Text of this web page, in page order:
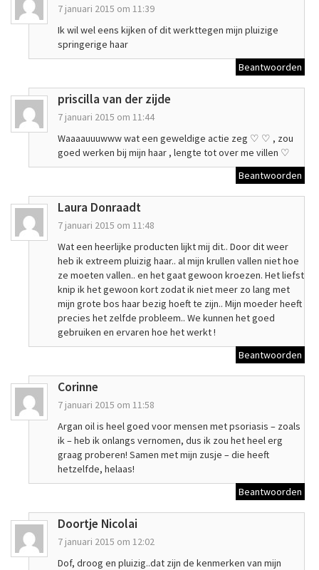
7 januari 2015 om 11:39
Ik wil wel eens kijken of dit werkttegen mijn pluizige
springerige haar
Beantwoorden
priscilla van der zijde
7 januari 2015 om 11:44
Waaaauuuwww wat een geweldige actie zeg ♡ ♡ , zou
goed werken bij mijn haar , lengte tot over me villen ♡
Beantwoorden
Laura Donraadt
7 januari 2015 om 11:48
Wat een heerlijke producten lijkt mij dit.. Door dit weer
heb ik extreem pluizig haar.. al mijn krullen vallen niet hoe
ze moeten vallen.. en het gaat gewoon kroezen. Het liefst
knip ik het gewoon kort zodat ik niet meer zo lang met
mijn grote bos haar bezig hoeft te zijn.. Mijn moeder heeft
precies het zelfde probleem.. We kunnen het goed
gebruiken en ervaren hoe het werkt !
Beantwoorden
Corinne
7 januari 2015 om 11:58
Argan oil is heel goed voor mensen met psoriasis – zoals
ik – heb ik onlangs vernomen, dus ik zou het heel erg
graag proberen! Samen met mijn zusje – die heeft
hetzelfde, helaas!
Beantwoorden
Doortje Nicolai
7 januari 2015 om 12:02
Dof, droog en pluizig..dat zijn de kenmerken van mijn